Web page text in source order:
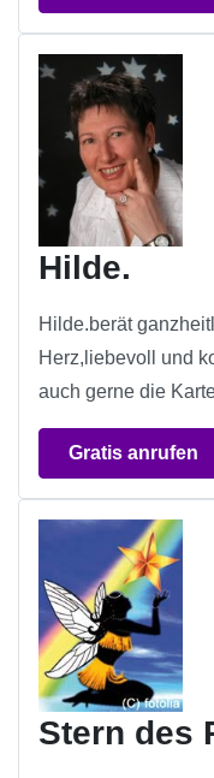
Hilde.
Hilde.berät
Herz,liebevoll und
auch gerne die
Gratis anrufen
Stern des